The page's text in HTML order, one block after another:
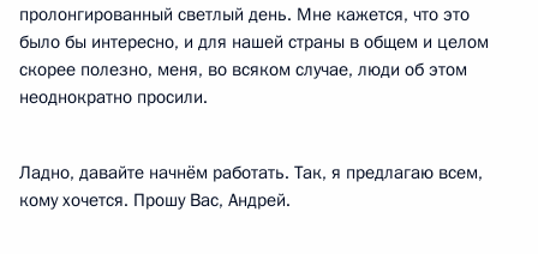
пролонгированный светлый день. Мне кажется, что это
было бы интересно, и для нашей страны в общем и целом
скорее полезно, меня, во всяком случае, люди об этом
неоднократно просили.
Ладно, давайте начнём работать. Так, я предлагаю всем,
кому хочется. Прошу Вас, Андрей.